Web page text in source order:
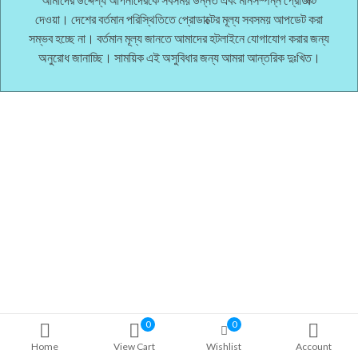
Home
0
View Cart
0
Wishlist
Account
দেওয়া। দেশের বর্তমান পরিস্থিতিতে প্রোডাক্টের মূল্য সবসময় আপডেট করা
সম্ভব হচ্ছে না। বর্তমান মূল্য জানতে আমাদের হটলাইনে যোগাযোগ করার জন্য
অনুরোধ জানাচ্ছি। সাময়িক এই অসুবিধার জন্য আমরা আন্তরিক দুঃখিত।